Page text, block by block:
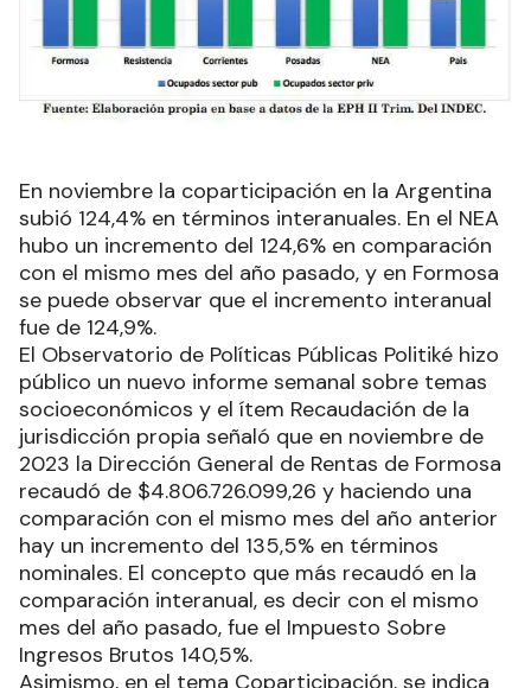
En noviembre la coparticipación en la Argentina
subió 124,4% en términos interanuales. En el NEA
hubo un incremento del 124,6% en comparación
con el mismo mes del año pasado, y en Formosa
se puede observar que el incremento interanual
fue de 124,9%.
El Observatorio de Políticas Públicas Politiké hizo
público un nuevo informe semanal sobre temas
socioeconómicos y el ítem Recaudación de la
jurisdicción propia señaló que en noviembre de
2023 la Dirección General de Rentas de Formosa
recaudó de $4.806.726.099,26 y haciendo una
comparación con el mismo mes del año anterior
hay un incremento del 135,5% en términos
nominales. El concepto que más recaudó en la
comparación interanual, es decir con el mismo
mes del año pasado, fue el Impuesto Sobre
Ingresos Brutos 140,5%.
Asimismo, en el tema Coparticipación, se indica